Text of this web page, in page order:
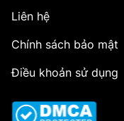
Liên hệ
Chính sách bảo mật
Điều khoản sử dụng